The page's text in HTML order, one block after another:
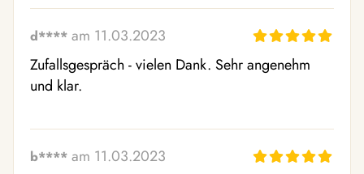
d**** am 11.03.2023
Zufallsgespräch - vielen Dank. Sehr angenehm
und klar.
b**** am 11.03.2023